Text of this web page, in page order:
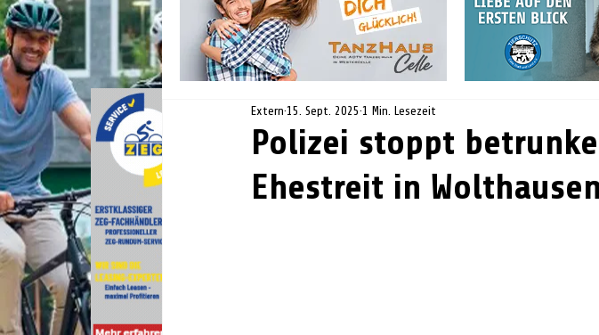
Polizei stoppt
Ehestreit in Wolthausen
Extern 15. Sept. 2025 1 Min. Lesezeit